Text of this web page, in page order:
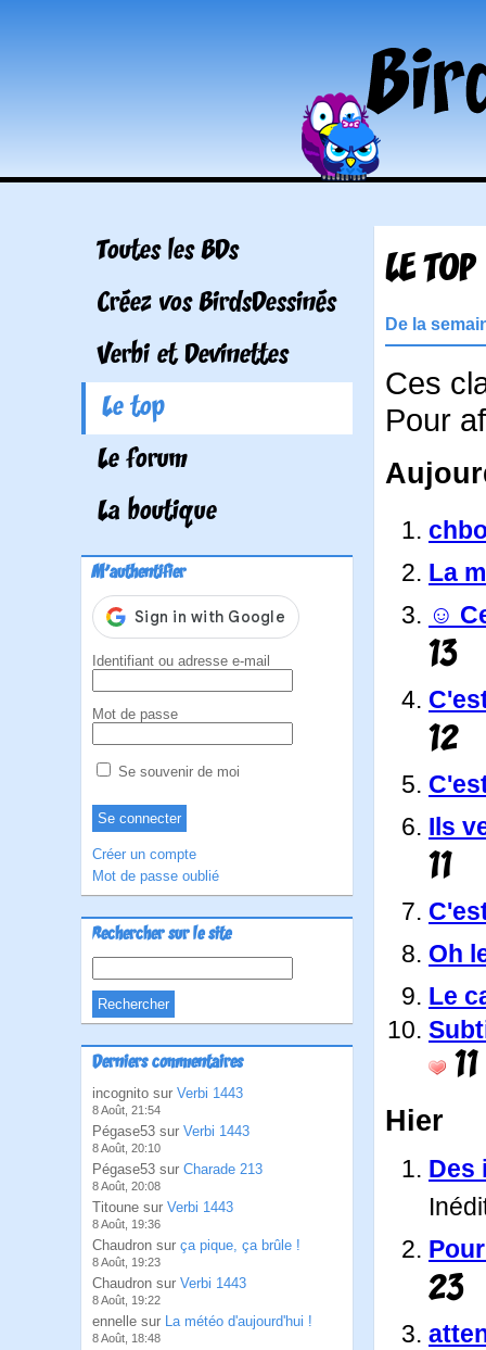
Toutes les BDs
Créez vos BirdsDessinés
Verbi et Devinettes
Le top
Le forum
La boutique
M'authentifier
Identifiant ou adresse e-mail
Mot de passe
Se souvenir de moi
Créer un compte
Mot de passe oublié
Rechercher sur le site
Derniers commentaires
incognito sur Verbi 1443
8 Août, 21:54
Pégase53 sur Verbi 1443
8 Août, 20:10
Pégase53 sur Charade 213
8 Août, 20:08
Titoune sur Verbi 1443
8 Août, 19:36
Chaudron sur ça pique, ça brûle !
8 Août, 19:23
Chaudron sur Verbi 1443
8 Août, 19:22
ennelle sur La météo d'aujourd'hui !
8 Août, 18:48
LE TOP
De la
Ces
Pour
La
☺
13
12
Ils
11
Oh
Le
11
Hier
Des
23